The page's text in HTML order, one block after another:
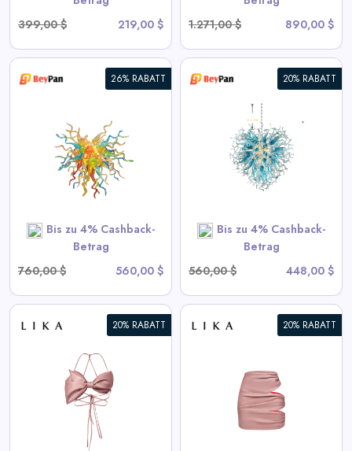
399,00 $
219,00 $
1.271,00 $
890,00 $
26% RABATT
Bis zu 4% Cashback-
Betrag
760,00 $
560,00 $
20% RABATT
Bis zu 4% Cashback-
Betrag
560,00 $
448,00 $
Blown Glass Chandeliers
Chihuly Style Blau
View All BeyPan Deals
SHOP NOW
20% RABATT 20% RABATT
Drapierte Pink-Minirock
View All LIKA Deals